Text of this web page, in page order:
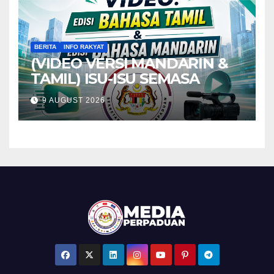
BERITA INFO RAKYAT
(VIDEO VERSI MANDARIN &
TAMIL) ISU-ISU SEMASA
9 AUGUST 2026